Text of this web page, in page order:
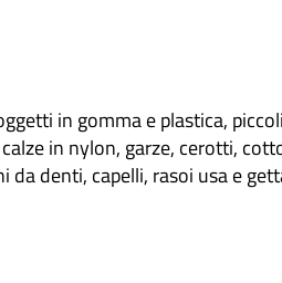
in gomma e plastica,
in nylon, garze, cerotti,
denti, capelli, rasoi usa e